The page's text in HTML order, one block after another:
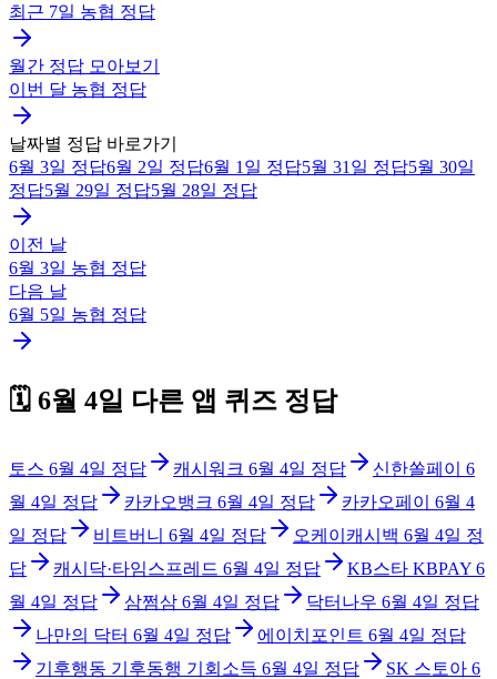
최근 7일 농협 정답
월간 정답 모아보기
이번 달 농협 정답
날짜별 정답 바로가기
6월 3일 정답6월 2일 정답6월 1일 정답5월 31일 정답5월 30일
정답5월 29일 정답5월 28일 정답
이전 날
6월 3일 농협 정답
다음 날
6월 5일 농협 정답
🗓️ 6월 4일 다른 앱 퀴즈 정답
토스 6월 4일 정답 캐시워크 6월 4일 정답 신한쏠페이
6
월 4일 정답 카카오뱅크 6월 4일 정답 카카오페이
6월 4
일 정답 비트버니 6월 4일 정답 오케이캐시백 6월 4일 정
답
캐시닥·타임스프레드 6월 4일 정답 KB스타 KBPAY 6
월 4일 정답 삼쩜삼 6월 4일 정답 닥터나우 6월 4일 정답
나만의 닥터 6월 4일 정답 에이치포인트 6월 4일 정답
기후행동 기후동행 기회소득 6월 4일 정답 SK 스토아 6